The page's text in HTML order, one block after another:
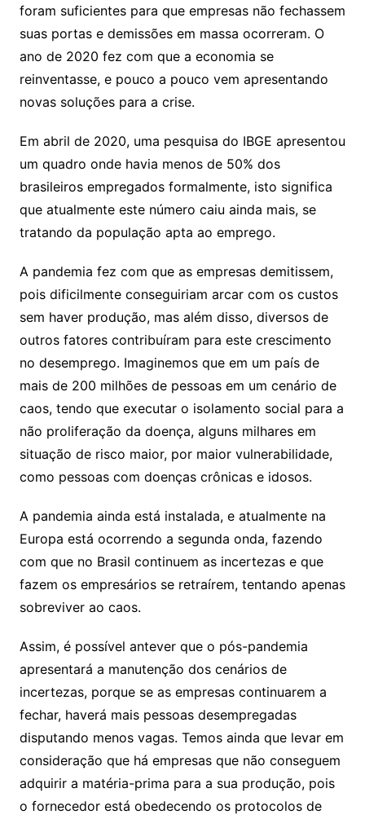
foram suficientes para que empresas não fechassem
suas portas e demissões em massa ocorreram. O
ano de 2020 fez com que a economia se
reinventasse, e pouco a pouco vem apresentando
novas soluções para a crise.
Em abril de 2020, uma pesquisa do IBGE apresentou
um quadro onde havia menos de 50% dos
brasileiros empregados formalmente, isto significa
que atualmente este número caiu ainda mais, se
tratando da população apta ao emprego.
A pandemia fez com que as empresas demitissem,
pois dificilmente conseguiriam arcar com os custos
sem haver produção, mas além disso, diversos de
outros fatores contribuíram para este crescimento
no desemprego. Imaginemos que em um país de
mais de 200 milhões de pessoas em um cenário de
caos, tendo que executar o isolamento social para a
não proliferação da doença, alguns milhares em
situação de risco maior, por maior vulnerabilidade,
como pessoas com doenças crônicas e idosos.
A pandemia ainda está instalada, e atualmente na
Europa está ocorrendo a segunda onda, fazendo
com que no Brasil continuem as incertezas e que
fazem os empresários se retraírem, tentando apenas
sobreviver ao caos.
Assim, é possível antever que o pós-pandemia
apresentará a manutenção dos cenários de
incertezas, porque se as empresas continuarem a
fechar, haverá mais pessoas desempregadas
disputando menos vagas. Temos ainda que levar em
consideração que há empresas que não conseguem
adquirir a matéria-prima para a sua produção, pois
o fornecedor está obedecendo os protocolos de